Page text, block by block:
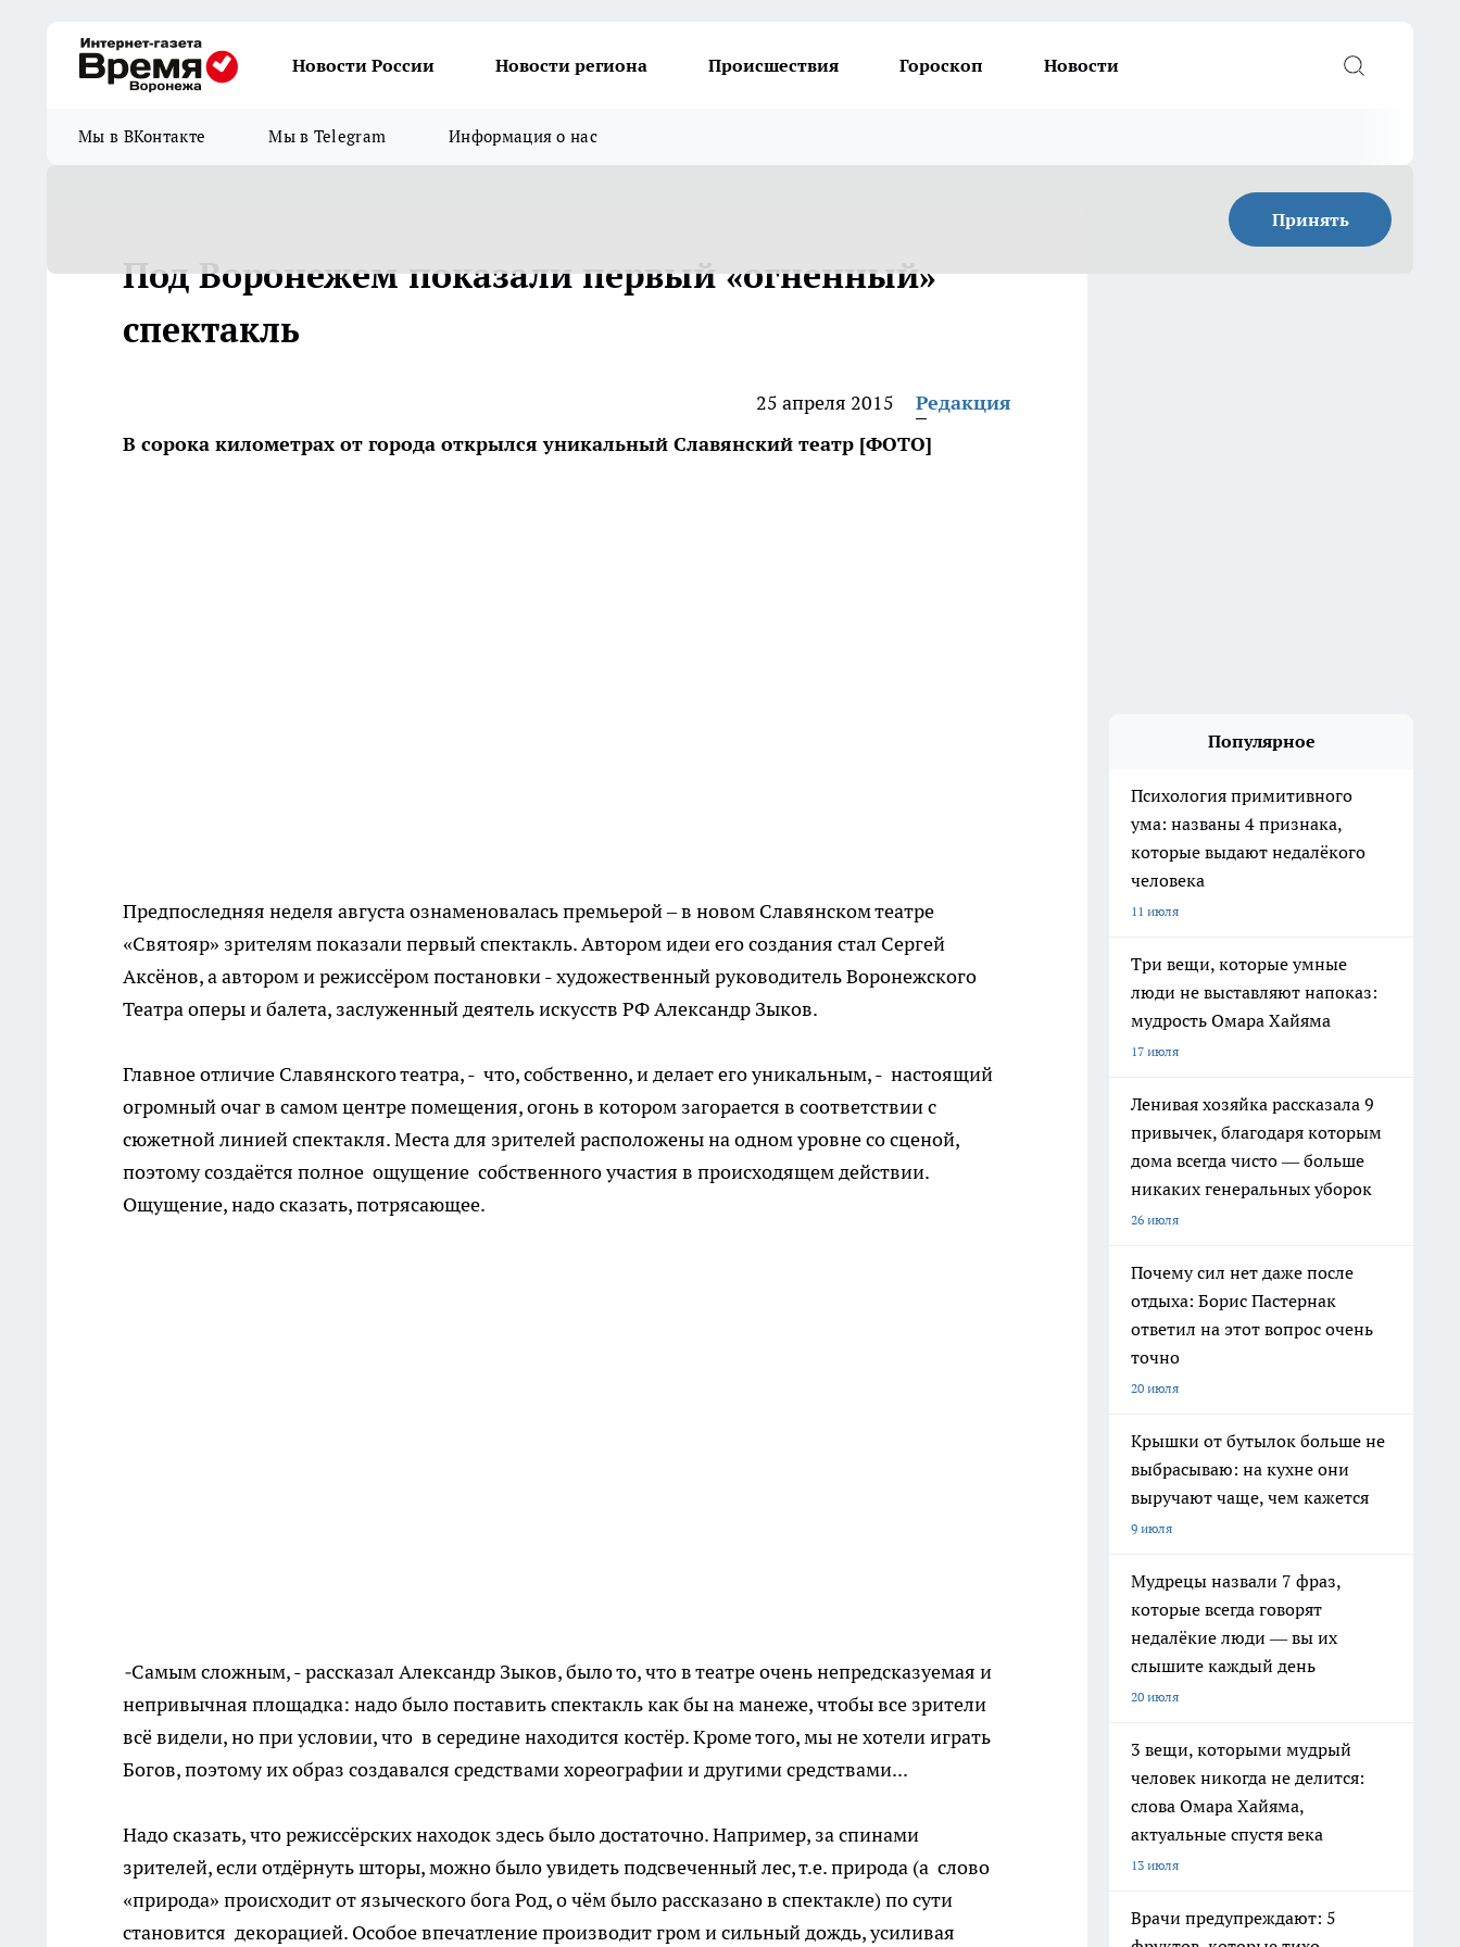
Новости России Новости региона Происшествия Гороскоп Новости
Мы в ВКонтакте Мы в Telegram Информация о нас
Принять
Под Воронежем показали первый «огненный»
спектакль
25 апреля 2015
Редакция
В сорока километрах от города открылся уникальный Славянский театр [ФОТО]
Предпоследняя неделя августа ознаменовалась премьерой – в новом Славянском театре
«Святояр» зрителям показали первый спектакль. Автором идеи его создания стал Сергей
Аксёнов, а автором и режиссёром постановки - художественный руководитель Воронежского
Театра оперы и балета, заслуженный деятель искусств РФ Александр Зыков.
Главное отличие Славянского театра, - что, собственно, и делает его уникальным, - настоящий
огромный очаг в самом центре помещения, огонь в котором загорается в соответствии с
сюжетной линией спектакля. Места для зрителей расположены на одном уровне со сценой,
поэтому создаётся полное ощущение собственного участия в происходящем действии.
Ощущение, надо сказать, потрясающее.
-Самым сложным, - рассказал Александр Зыков, было то, что в театре очень непредсказуемая и
непривычная площадка: надо было поставить спектакль как бы на манеже, чтобы все зрители
всё видели, но при условии, что в середине находится костёр. Кроме того, мы не хотели играть
Богов, поэтому их образ создавался средствами хореографии и другими средствами...
Надо сказать, что режиссёрских находок здесь было достаточно. Например, за спинами
зрителей, если отдёрнуть шторы, можно было увидеть подсвеченный лес, т.е. природа (а слово
«природа» происходит от языческого бога Род, о чём было рассказано в спектакле) по сути
становится декорацией. Особое впечатление производит гром и сильный дождь, усиливая
Популярное
Психология примитивного
ума: названы 4 признака,
которые выдают недалёкого
человека
11 июля
Три вещи, которые умные
люди не выставляют напоказ:
мудрость Омара Хайяма
17 июля
Ленивая хозяйка рассказала 9
привычек, благодаря которым
дома всегда чисто — больше
никаких генеральных уборок
26 июля
Почему сил нет даже после
отдыха: Борис Пастернак
ответил на этот вопрос очень
точно
20 июля
Крышки от бутылок больше не
выбрасываю: на кухне они
выручают чаще, чем кажется
9 июля
Мудрецы назвали 7 фраз,
которые всегда говорят
недалёкие люди — вы их
слышите каждый день
20 июля
3 вещи, которыми мудрый
человек никогда не делится:
слова Омара Хайяма,
актуальные спустя века
13 июля
Врачи предупреждают: 5